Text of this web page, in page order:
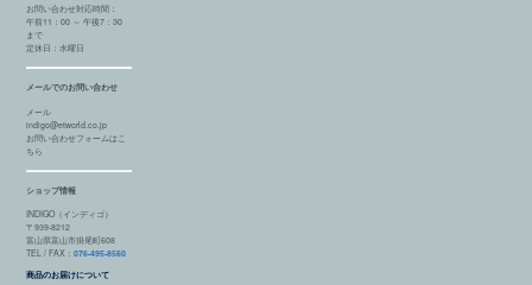
お問い合わせ対応時間：
午前11：00 ～ 午後7：30
まで
定休日：水曜日
メールでのお問い合わせ
メール
indigo@etworld.co.jp
お問い合わせフォームはこ
ちら
ショップ情報
INDIGO（インディゴ）
〒939-8212
富山県富山市掛尾町608
TEL / FAX：076-495-8560
商品のお届けについて